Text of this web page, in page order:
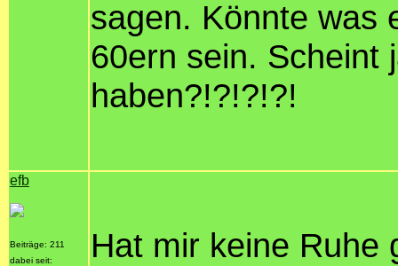
sagen. Könnte was
60ern sein. Scheint
haben?!?!?!?!
efb
Beiträge: 211
dabei seit:
Hat mir keine Ruhe